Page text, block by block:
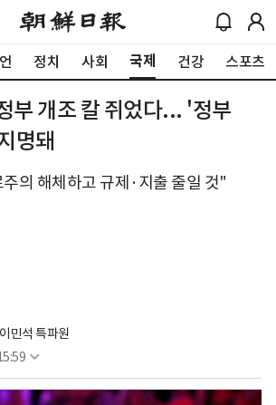
정치 사회 국제 건강 스포츠
부 개조 칼 쥐었다... '정부
명돼
의 해체하고 규제·지출 줄일 것"
민석 특파원